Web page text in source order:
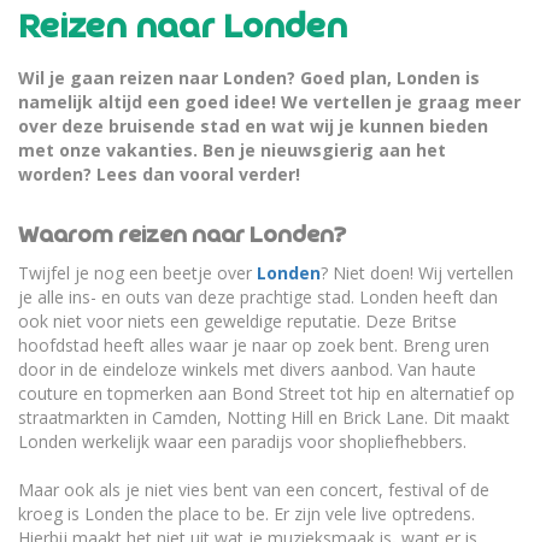
Reizen naar Londen
Wil je gaan reizen naar Londen? Goed plan, Londen is
namelijk altijd een goed idee! We vertellen je graag meer
over deze bruisende stad en wat wij je kunnen bieden
met onze vakanties. Ben je nieuwsgierig aan het
worden? Lees dan vooral verder!
Waarom reizen naar Londen?
Twijfel je nog een beetje over Londen? Niet doen! Wij vertellen
je alle ins- en outs van deze prachtige stad. Londen heeft dan
ook niet voor niets een geweldige reputatie. Deze Britse
hoofdstad heeft alles waar je naar op zoek bent. Breng uren
door in de eindeloze winkels met divers aanbod. Van haute
couture en topmerken aan Bond Street tot hip en alternatief op
straatmarkten in Camden, Notting Hill en Brick Lane. Dit maakt
Londen werkelijk waar een paradijs voor shopliefhebbers.
Maar ook als je niet vies bent van een concert, festival of de
kroeg is Londen the place to be. Er zijn vele live optredens.